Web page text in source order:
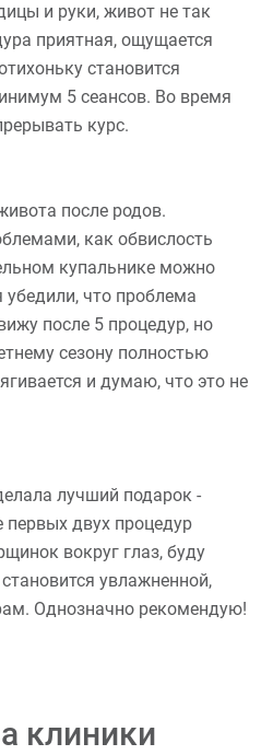
и руки, живот не так
приятная, ощущается
становится
5 сеансов. Во время
курс.
после родов.
как обвислость
купальнике можно
что проблема
после 5 процедур, но
сезону полностью
и думаю, что это не
лучший подарок -
первых двух процедур
вокруг глаз, буду
увлажненной,
Однозначно рекомендую!
клиники